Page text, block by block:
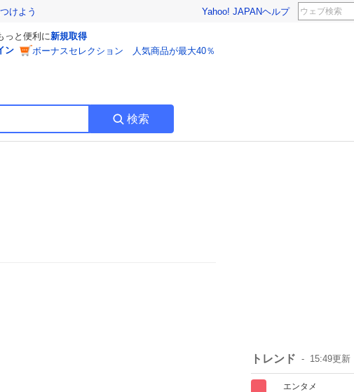
けよう Yahoo! JAPANヘルプ
っと便利に新規取得
ン
ボーナスセレクション 人気商品が最大40％
検索
トレンド 15:49更新
エンタメ